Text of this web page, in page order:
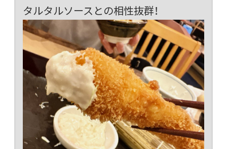
タルタルソースとの相性抜群！